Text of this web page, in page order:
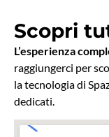
Scopri
L’esperienza
raggiungerci per
la tecnologia di
dedicati.